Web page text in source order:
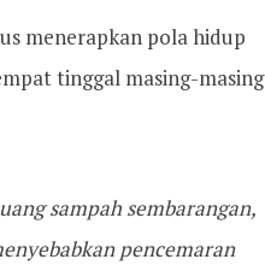
menerapkan pola hidup
tinggal masing-masing
sampah sembarangan,
pencemaran